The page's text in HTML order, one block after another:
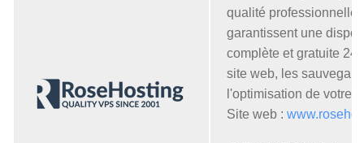
qualité professionnelle.
garantissent une
complète et gratuite
site web, les
l'optimisation de votre
Site web :